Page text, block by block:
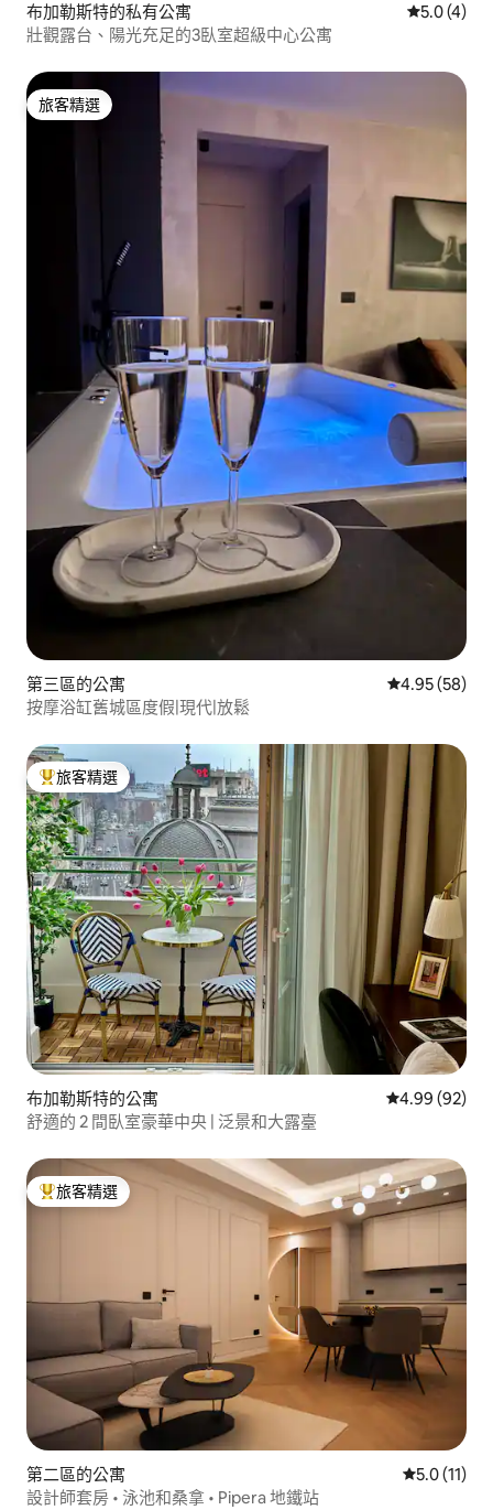
布加勒斯特的私有公寓 從 4 則評
5.0 (4)
壯觀露台、陽光充足的3臥室超級中心公寓
旅客精選
旅客精選
第三區的公寓 從 58 則評價
4.95 (58)
按摩浴缸舊城區度假|現代|放鬆
旅客精選榜首
旅客精選
布加勒斯特的公寓 從 92 則評價
4.99 (92)
舒適的 2 間臥室豪華中央 | 泛景和大露臺
旅客精選榜首
旅客精選
第二區的公寓 從 11 則評
5.0 (11)
設計師套房 • 泳池和桑拿 • Pipera 地鐵站